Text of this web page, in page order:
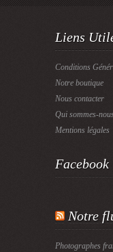
Liens
Conditions
Notre boutique
Nous contacter
Qui sommes-
Mentions légales
Facebook
Notre
Photographes